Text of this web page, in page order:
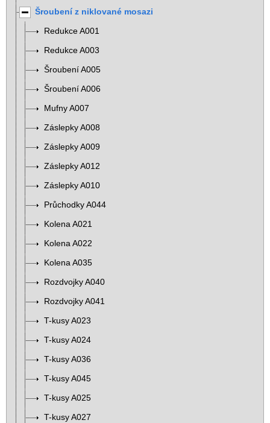
Šroubení z niklované mosazi
Redukce A001
Redukce A003
Šroubení A005
Šroubení A006
Mufny A007
Záslepky A008
Záslepky A009
Záslepky A012
Záslepky A010
Průchodky A044
Kolena A021
Kolena A022
Kolena A035
Rozdvojky A040
Rozdvojky A041
T-kusy A023
T-kusy A024
T-kusy A036
T-kusy A045
T-kusy A025
T-kusy A027